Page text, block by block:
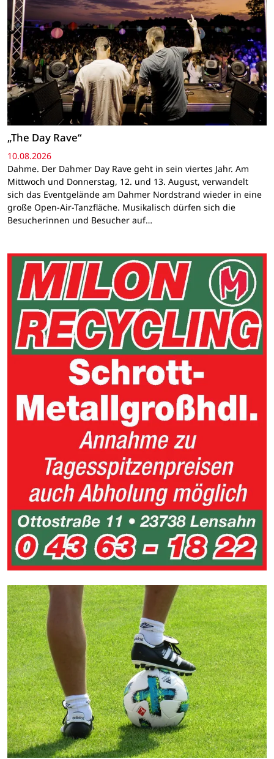
„The Day Rave“
10.08.2026
Dahme. Der Dahmer Day Rave geht in sein viertes Jahr. Am
Mittwoch und Donnerstag, 12. und 13. August, verwandelt
sich das Eventgelände am Dahmer Nordstrand wieder in eine
große Open-Air-Tanzfläche. Musikalisch dürfen sich die
Besucherinnen und Besucher auf…